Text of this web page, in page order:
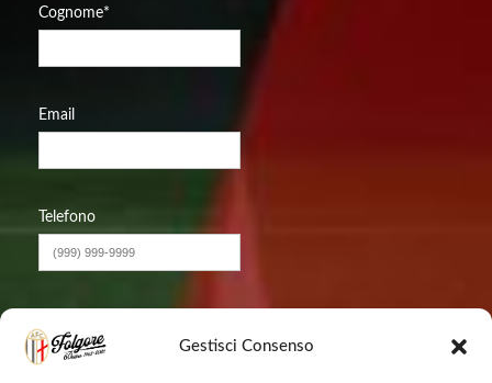
Gestisci Consenso
Cognome*
Email
Telefono